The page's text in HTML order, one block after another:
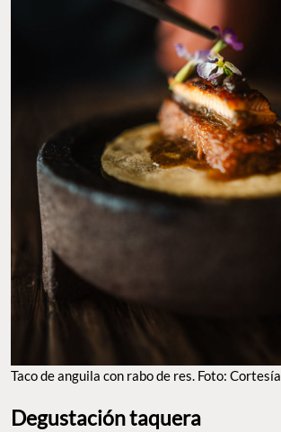
Taco de anguila con rabo de res. Foto: Cortesía
Degustación taquera